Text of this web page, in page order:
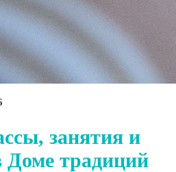
занятия и
Доме традиций